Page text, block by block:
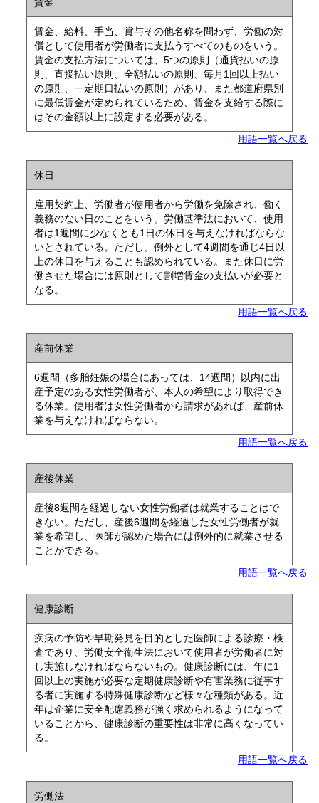
賃金
賃金、給料、手当、賞与その他名称を問わず、労働の対
償として使用者が労働者に支払うすべてのものをいう。
賃金の支払方法については、5つの原則（通貨払いの原
則、直接払い原則、全額払いの原則、毎月1回以上払い
の原則、一定期日払いの原則）があり、また都道府県別
に最低賃金が定められているため、賃金を支給する際に
はその金額以上に設定する必要がある。
用語一覧へ戻る
休日
雇用契約上、労働者が使用者から労働を免除され、働く
義務のない日のことをいう。労働基準法において、使用
者は1週間に少なくとも1日の休日を与えなければならな
いとされている。ただし、例外として4週間を通じ4日以
上の休日を与えることも認められている。また休日に労
働させた場合には原則として割増賃金の支払いが必要と
なる。
用語一覧へ戻る
産前休業
6週間（多胎妊娠の場合にあっては、14週間）以内に出
産予定のある女性労働者が、本人の希望により取得でき
る休業。使用者は女性労働者から請求があれば、産前休
業を与えなければならない。
用語一覧へ戻る
産後休業
産後8週間を経過しない女性労働者は就業することはで
きない。ただし、産後6週間を経過した女性労働者が就
業を希望し、医師が認めた場合には例外的に就業させる
ことができる。
用語一覧へ戻る
健康診断
疾病の予防や早期発見を目的とした医師による診療・検
査であり、労働安全衛生法において使用者が労働者に対
し実施しなければならないもの。健康診断には、年に1
回以上の実施が必要な定期健康診断や有害業務に従事す
る者に実施する特殊健康診断など様々な種類がある。近
年は企業に安全配慮義務が強く求められるようになって
いることから、健康診断の重要性は非常に高くなってい
る。
用語一覧へ戻る
労働法